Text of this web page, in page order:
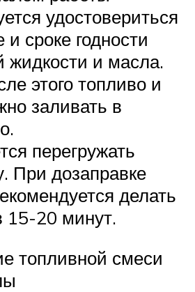
удостовериться
и сроке годности
жидкости и масла.
этого топливо и
заливать в
перегружать
При дозаправке
делать
15-20 минут.
топливной смеси